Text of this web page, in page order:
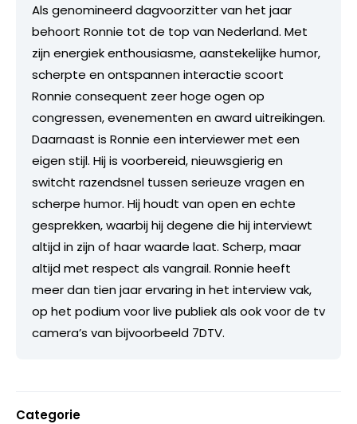
Als genomineerd dagvoorzitter van het jaar
behoort Ronnie tot de top van Nederland. Met
zijn energiek enthousiasme, aanstekelijke humor,
scherpte en ontspannen interactie scoort
Ronnie consequent zeer hoge ogen op
congressen, evenementen en award uitreikingen.
Daarnaast is Ronnie een interviewer met een
eigen stijl. Hij is voorbereid, nieuwsgierig en
switcht razendsnel tussen serieuze vragen en
scherpe humor. Hij houdt van open en echte
gesprekken, waarbij hij degene die hij interviewt
altijd in zijn of haar waarde laat. Scherp, maar
altijd met respect als vangrail. Ronnie heeft
meer dan tien jaar ervaring in het interview vak,
op het podium voor live publiek als ook voor de tv
camera’s van bijvoorbeeld 7DTV.
Categorie